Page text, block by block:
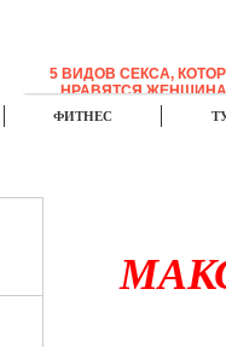
5 ВИДОВ СЕКСА,
НРАВЯТСЯ
ФИТНЕС